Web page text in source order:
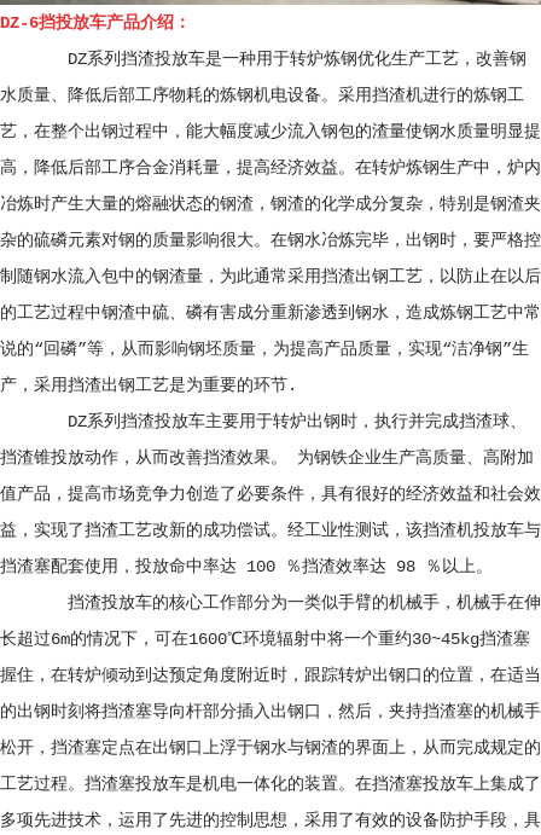
DZ-6挡投放车产品介绍：
DZ系列挡渣投放车是一种用于转炉炼钢优化生产工艺，改善钢
水质量、降低后部工序物耗的炼钢机电设备。采用挡渣机进行的炼钢工
艺，在整个出钢过程中，能大幅度减少流入钢包的渣量使钢水质量明显提
高，降低后部工序合金消耗量，提高经济效益。在转炉炼钢生产中，炉内
冶炼时产生大量的熔融状态的钢渣，钢渣的化学成分复杂，特别是钢渣夹
杂的硫磷元素对钢的质量影响很大。在钢水冶炼完毕，出钢时，要严格控
制随钢水流入包中的钢渣量，为此通常采用挡渣出钢工艺，以防止在以后
的工艺过程中钢渣中硫、磷有害成分重新渗透到钢水，造成炼钢工艺中常
说的“回磷”等，从而影响钢坯质量，为提高产品质量，实现“洁净钢”生
产，采用挡渣出钢工艺是为重要的环节.
DZ系列挡渣投放车主要用于转炉出钢时，执行并完成挡渣球、
挡渣锥投放动作，从而改善挡渣效果。 为钢铁企业生产高质量、高附加
值产品，提高市场竞争力创造了必要条件，具有很好的经济效益和社会效
益，实现了挡渣工艺改新的成功偿试。经工业性测试，该挡渣机投放车与
挡渣塞配套使用，投放命中率达 100 ％挡渣效率达 98 ％以上。
挡渣投放车的核心工作部分为一类似手臂的机械手，机械手在伸
长超过6m的情况下，可在1600℃环境辐射中将一个重约30~45kg挡渣塞
握住，在转炉倾动到达预定角度附近时，跟踪转炉出钢口的位置，在适当
的出钢时刻将挡渣塞导向杆部分插入出钢口，然后，夹持挡渣塞的机械手
松开，挡渣塞定点在出钢口上浮于钢水与钢渣的界面上，从而完成规定的
工艺过程。挡渣塞投放车是机电一体化的装置。在挡渣塞投放车上集成了
多项先进技术，运用了先进的控制思想，采用了有效的设备防护手段，具